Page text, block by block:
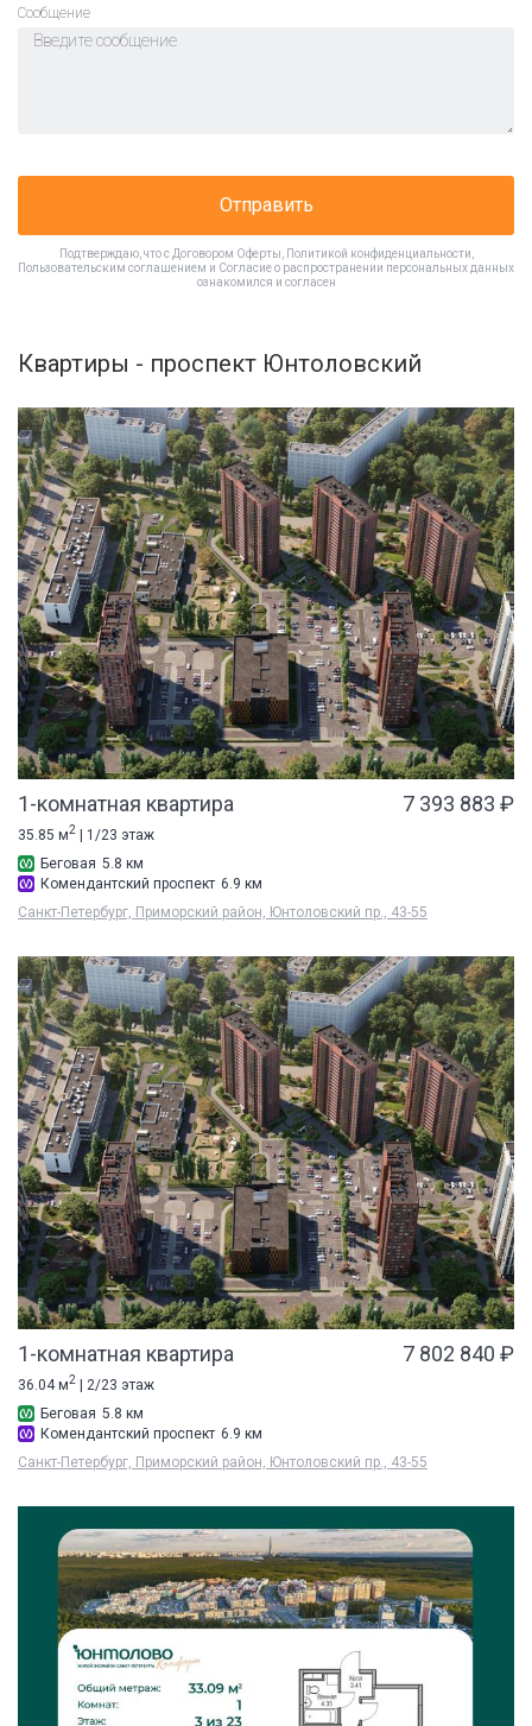
Cообщение
Отправить
Подтверждаю, что с Договором Оферты Политикой конфиденциальности
Пользовательским соглашением и Согласие о распространении персональных данных
ознакомился и согласен
Квартиры - проспект Юнтоловский
1-комнатная квартира 7 393 883 ₽
35.85 м2
| 1/23 этаж
Беговая 5.8 км
Комендантский проспект 6.9 км
Санкт-Петербург, Приморский район, Юнтоловский пр., 43-55
1-комнатная квартира 7 802 840 ₽
36.04 м2 | 2/23 этаж
Беговая 5.8 км
Комендантский проспект 6.9 км
Санкт-Петербург, Приморский район, Юнтоловский пр., 43-55